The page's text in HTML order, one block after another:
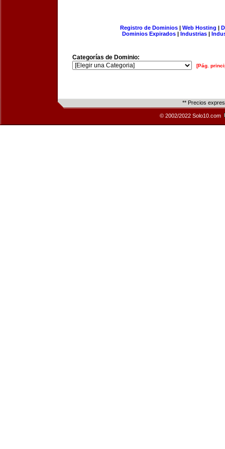
Registro de Dominios| Web Hosting |
Dominios Expirados | Industrias |
Categorías de Dominio:
[Pág.
** Precios
© 2002/2022 Solo10.com